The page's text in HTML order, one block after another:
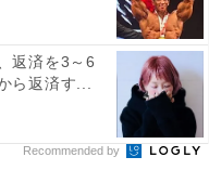
返済を3～6
ら返済す...
Recommended by